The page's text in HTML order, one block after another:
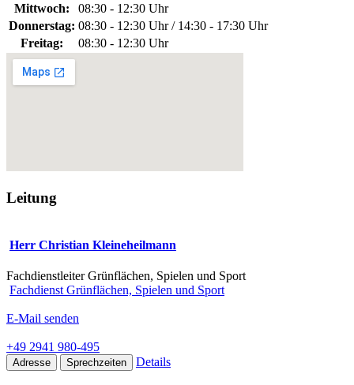
Mittwoch:
08:30 - 12:30 Uhr
Donnerstag: 08:30 - 12:30 Uhr / 14:30 - 17:30 Uhr
Freitag:
08:30 - 12:30 Uhr
Leitung
Herr Christian Kleineheilmann
Fachdienstleiter Grünflächen, Spielen und Sport
Fachdienst Grünflächen, Spielen und Sport
E-Mail senden
+49 2941 980-495
Adresse Sprechzeiten Details